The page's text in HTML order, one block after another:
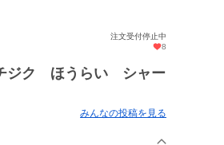
注文受付停止中
8
ジク ほうらい シャー
みんなの投稿を見る